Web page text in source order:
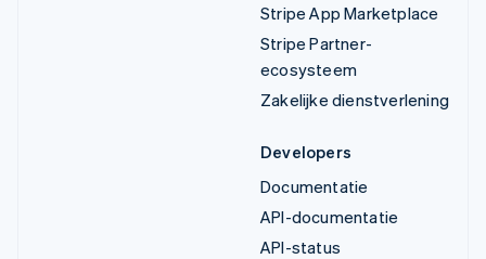
Stripe App Marketplace
Stripe Partner-
ecosysteem
Zakelijke dienstverlening
Developers
Documentatie
API-documentatie
API-status